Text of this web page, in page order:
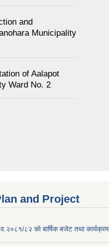
and
Municipality
of Aalapot
Ward No. 2
and Project
८२ को बार्षिक बजेट तथा कार्यक्रम